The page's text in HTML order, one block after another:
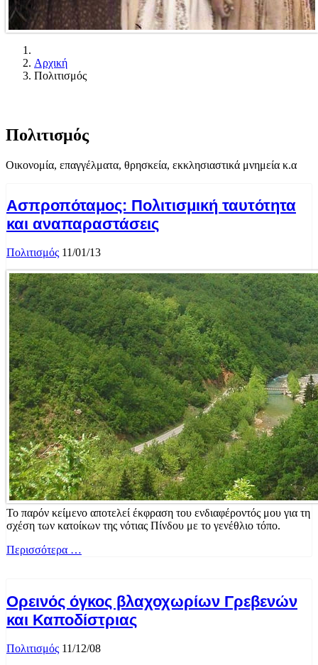
Αρχική
Πολιτισμός
Πολιτισμός
Οικονομία, επαγγέλματα, θρησκεία, εκκλησιαστικά μνημεία κ.α
Ασπροπόταμος: Πολιτισμική ταυτότητα
και αναπαραστάσεις
Πολιτισμός 11/01/13
Το παρόν κείμενο αποτελεί έκφραση του ενδιαφέροντός μου για τη
σχέση των κατοίκων της νότιας Πίνδου με το γενέθλιο τόπο.
Περισσότερα …
Ορεινός όγκος βλαχοχωρίων Γρεβενών
και Καποδίστριας
Πολιτισμός 11/12/08